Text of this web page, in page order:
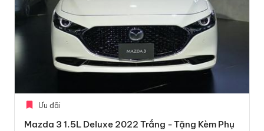
Ưu đãi
Mazda 3 1.5L Deluxe 2022 Trắng - Tặng Kèm Phụ